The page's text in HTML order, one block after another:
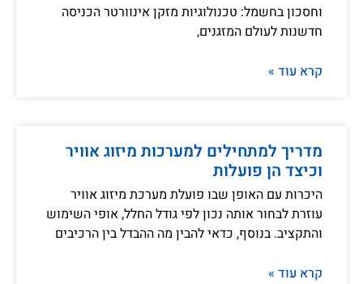
וחסכון בחשמל: טכנולוגיות מזקן אינוורטר הכניסה
חדשנות לעולם המזגנים,
קרא עוד »
מדריך למתחילים למערכות מיזוג אוויר
וכיצד הן פועלות
היכרות עם האופן שבו פועלת מערכת מיזוג אוויר
עוזרת לבחור אותה נכון לפי גודל החלל, אופי השימוש
והתקציב. בנוסף, כדאי להבין מה ההבדל בין הרכיבים
קרא עוד »